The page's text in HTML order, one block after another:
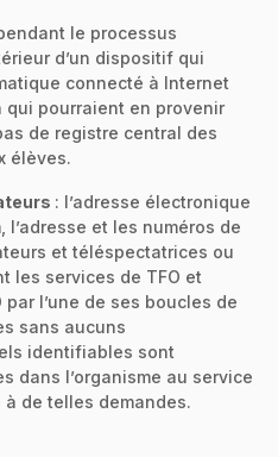
le processus
d’un dispositif qui
connecté à Internet
qui pourraient en provenir
de registre central des
élèves.
: l’adresse électronique
et les numéros de
et téléspectatrices ou
les services de TFO et
l’une de ses boucles de
sans aucuns
identifiables sont
dans l’organisme au service
de telles demandes.